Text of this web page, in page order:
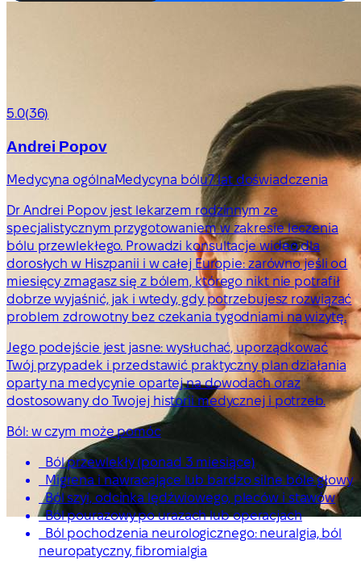
5.0(36)
Andrei Popov
Medycyna ogólnaMedycyna bólu7 lat doświadczenia
Dr Andrei Popov jest lekarzem rodzinnym ze
specjalistycznym przygotowaniem w zakresie leczenia
bólu przewlekłego. Prowadzi konsultacje wideo dla
dorosłych w Hiszpanii i w całej Europie: zarówno jeśli od
miesięcy zmagasz się z bólem, którego nikt nie potrafił
dobrze wyjaśnić, jak i wtedy, gdy potrzebujesz rozwiązać
problem zdrowotny bez czekania tygodniami na wizytę.
Jego podejście jest jasne: wysłuchać, uporządkować
Twój przypadek i przedstawić praktyczny plan działania
oparty na medycynie opartej na dowodach oraz
dostosowany do Twojej historii medycznej i potrzeb.
Ból: w czym może pomóc
Ból przewlekły (ponad 3 miesiące)
Migrena i nawracające lub bardzo silne bóle głowy
Ból szyi, odcinka lędźwiowego, pleców i stawów
Ból pourazowy po urazach lub operacjach
Ból pochodzenia neurologicznego: neuralgia, ból
neuropatyczny, fibromialgia